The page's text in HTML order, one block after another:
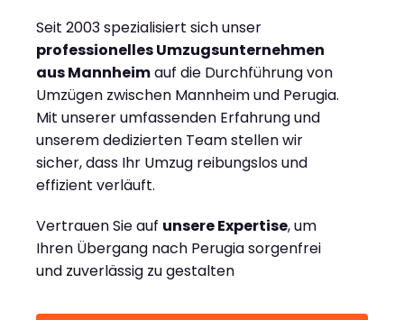
Seit 2003 spezialisiert sich unser
professionelles Umzugsunternehmen
aus Mannheimauf die Durchführung von
Umzügen zwischen Mannheim und Perugia.
Mit unserer umfassenden Erfahrung und
unserem dedizierten Team stellen wir
sicher, dass Ihr Umzug reibungslos und
effizient verläuft.
Vertrauen Sie auf unsere Expertise, um
Ihren Übergang nach Perugia sorgenfrei
und zuverlässig zu gestalten